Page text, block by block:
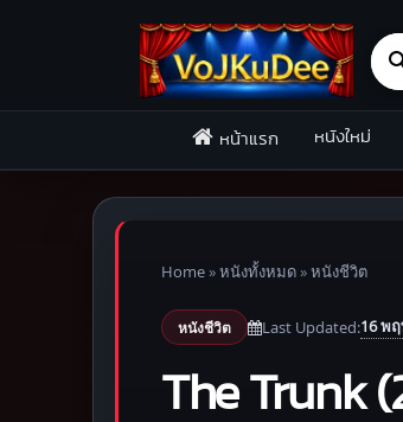
หน้าแรก หนังใหม่
Home»หนังทั้งหมด»หนังชีวิต
หนังชีวิต Last Updated:16 พ
The Trunk